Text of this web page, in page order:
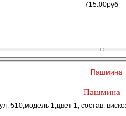
715.00руб
Пашмина
510,модель 1,цвет 1, состав: